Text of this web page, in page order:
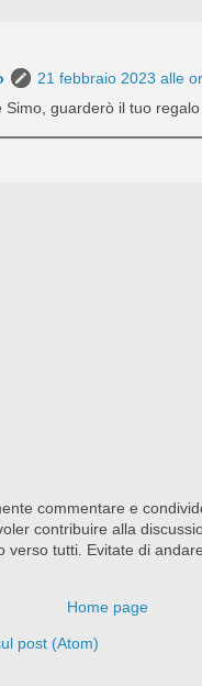
21 febbraio 2023 alle
Simo, guarderò il tuo
commentare e
contribuire alla
verso tutti. Evitate di
Home page
post (Atom)